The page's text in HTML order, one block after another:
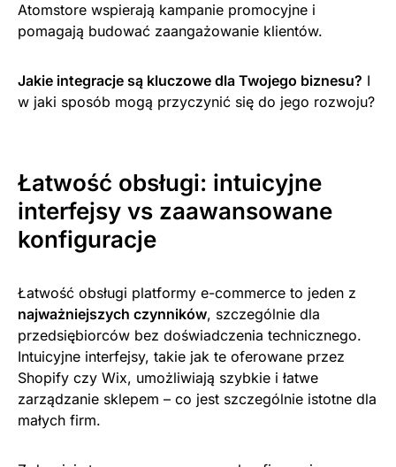
Atomstore wspierają kampanie promocyjne i
pomagają budować zaangażowanie klientów.
Jakie integracje są kluczowe dla Twojego biznesu? I
w jaki sposób mogą przyczynić się do jego rozwoju?
Łatwość obsługi: intuicyjne
interfejsy vs zaawansowane
konfiguracje
Łatwość obsługi platformy e-commerce to jeden z
najważniejszych czynników, szczególnie dla
przedsiębiorców bez doświadczenia technicznego.
Intuicyjne interfejsy, takie jak te oferowane przez
Shopify czy Wix, umożliwiają szybkie i łatwe
zarządzanie sklepem – co jest szczególnie istotne dla
małych firm.